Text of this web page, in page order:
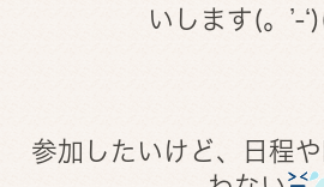
いします(。’-
参加したいけど、日程